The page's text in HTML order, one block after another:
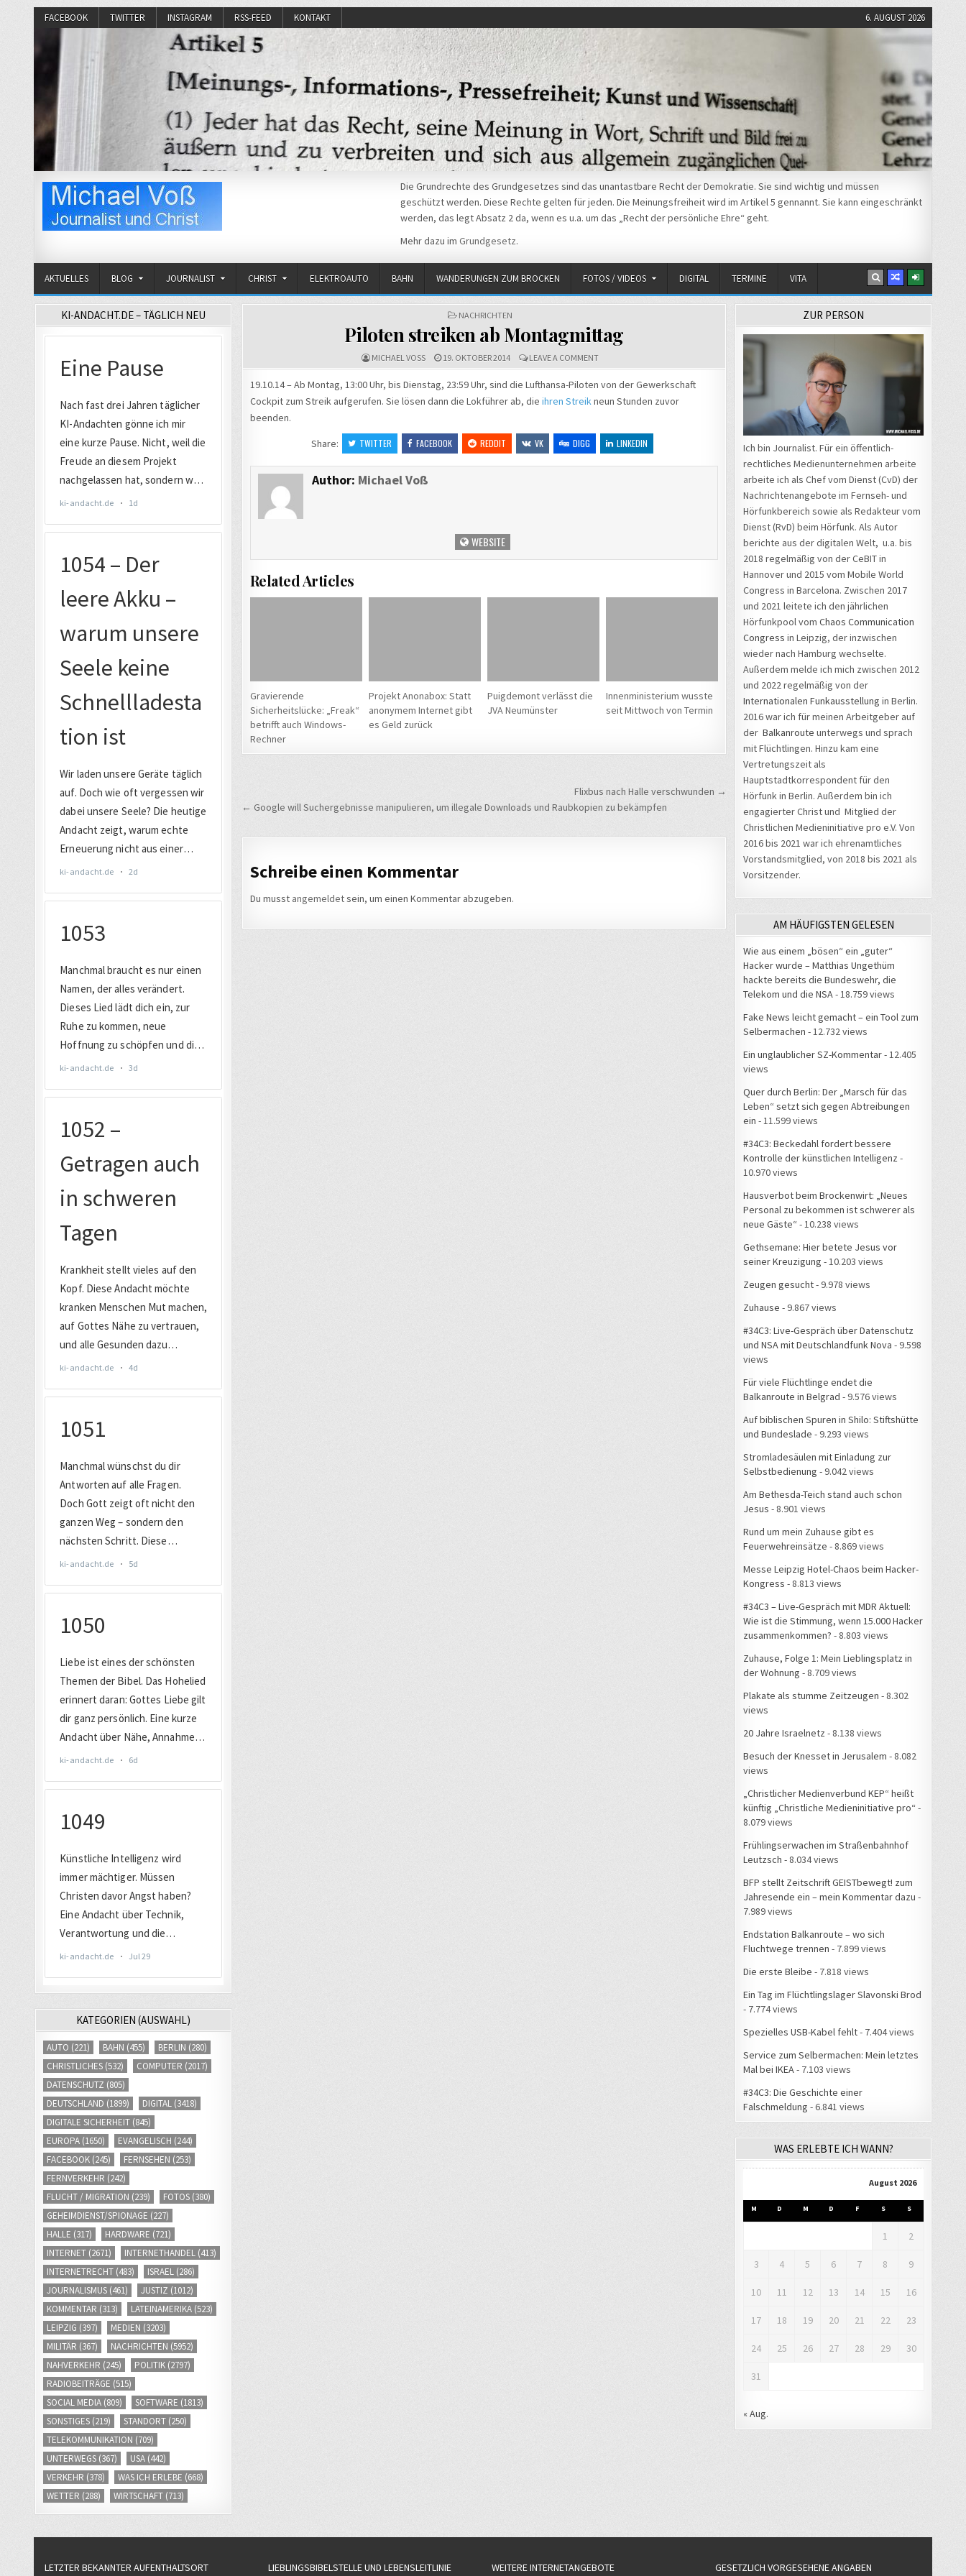
FACEBOOK TWITTER INSTAGRAM RSS-FEED KONTAKT 6. AUGUST 2026
Die Grundrechte des Grundgesetzes sind das unantastbare Recht der Demokratie. Sie sind wichtig und müssen
geschützt werden. Diese Rechte gelten für jeden. Die Meinungsfreiheit wird im Artikel 5 gennannt. Sie kann eingeschränkt
werden, das legt Absatz 2 da, wenn es u.a. um das „Recht der persönliche Ehre“ geht.
Mehr dazu im Grundgesetz.
AKTUELLES BLOG JOURNALIST CHRIST ELEKTROAUTO BAHN WANDERUNGEN ZUM BROCKEN FOTOS / VIDEOS DIGITAL TERMINE VITA
POSTED
NACHRICHTEN
Piloten streiken ab Montagmittag
MICHAEL VOSS 19. OKTOBER 2014 LEAVE A COMMENTON
PILOTEN
AB
MONTAGMITTAG
19.10.14 – Ab Montag, 13:00 Uhr, bis Dienstag, 23:59 Uhr, sind die Lufthansa-Piloten von der Gewerkschaft
Cockpit zum Streik aufgerufen. Sie lösen dann die Lokführer ab, die ihren Streik neun Stunden zuvor
beenden.
Share:
TWITTER FACEBOOK REDDIT VK DIGG LINKEDIN
Author: Michael Voß
WEBSITE
Related Articles
Gravierende
Sicherheitslücke: „Freak“
betrifft auch Windows-
Rechner
Projekt Anonabox: Statt
anonymem Internet gibt
es Geld zurück
Puigdemont verlässt die
JVA Neumünster
Innenministerium wusste
seit Mittwoch von Termin
Flixbus nach Halle verschwunden →
← Google will Suchergebnisse manipulieren, um illegale Downloads und Raubkopien zu bekämpfen
Schreibe einen Kommentar
Du musst angemeldetsein, um einen Kommentar abzugeben.
KI-ANDACHT.DE – TÄGLICH NEU
KATEGORIEN (AUSWAHL)
AUTO (221) BAHN (455) BERLIN (280)
CHRISTLICHES (532) COMPUTER (2017)
DATENSCHUTZ (805)
DEUTSCHLAND (1899) DIGITAL (3418)
DIGITALE SICHERHEIT (845)
EUROPA (1650) EVANGELISCH (244)
FACEBOOK (245) FERNSEHEN (253)
FERNVERKEHR (242)
FLUCHT / MIGRATION (239) FOTOS (380)
GEHEIMDIENST/SPIONAGE (227)
HALLE (317) HARDWARE (721)
INTERNET (2671) INTERNETHANDEL (413)
INTERNETRECHT (483) ISRAEL (286)
JOURNALISMUS (461) JUSTIZ (1012)
KOMMENTAR (313) LATEINAMERIKA (523)
LEIPZIG (397) MEDIEN (3203)
MILITÄR (367) NACHRICHTEN (5952)
NAHVERKEHR (245) POLITIK (2797)
RADIOBEITRÄGE (515)
SOCIAL MEDIA (809) SOFTWARE (1813)
SONSTIGES (219) STANDORT (250)
TELEKOMMUNIKATION (709)
UNTERWEGS (367) USA (442)
VERKEHR (378) WAS ICH ERLEBE (668)
WETTER (288) WIRTSCHAFT (713)
ZUR PERSON
Ich bin Journalist. Für ein öffentlich-
rechtliches Medienunternehmen arbeite
arbeite ich als Chef vom Dienst (CvD) der
Nachrichtenangebote im Fernseh- und
Hörfunkbereich sowie als Redakteur vom
Dienst (RvD) beim Hörfunk. Als Autor
berichte aus der digitalen Welt, u.a. bis
2018 regelmäßig von der CeBIT in
Hannover und 2015 vom Mobile World
Congress in Barcelona. Zwischen 2017
und 2021 leitete ich den jährlichen
Hörfunkpool vom Chaos Communication
Congress in Leipzig, der inzwischen
wieder nach Hamburg wechselte.
Außerdem melde ich mich zwischen 2012
und 2022 regelmäßig von der
Internationalen Funkausstellung in Berlin.
2016 war ich für meinen Arbeitgeber auf
der Balkanroute unterwegs und sprach
mit Flüchtlingen. Hinzu kam eine
Vertretungszeit als
Hauptstadtkorrespondent für den
Hörfunk in Berlin. Außerdem bin ich
engagierter Christ und Mitglied der
Christlichen Medieninitiative pro e.V. Von
2016 bis 2021 war ich ehrenamtliches
Vorstandsmitglied, von 2018 bis 2021 als
Vorsitzender.
AM HÄUFIGSTEN GELESEN
Wie aus einem „bösen“ ein „guter“
Hacker wurde – Matthias Ungethüm
hackte bereits die Bundeswehr, die
Telekom und die NSA - 18.759 views
Fake News leicht gemacht – ein Tool zum
Selbermachen - 12.732 views
Ein unglaublicher SZ-Kommentar- 12.405
views
Quer durch Berlin: Der „Marsch für das
Leben“ setzt sich gegen Abtreibungen
ein - 11.599 views
#34C3: Beckedahl fordert bessere
Kontrolle der künstlichen Intelligenz -
10.970 views
Hausverbot beim Brockenwirt: „Neues
Personal zu bekommen ist schwerer als
neue Gäste“ - 10.238 views
Gethsemane: Hier betete Jesus vor
seiner Kreuzigung - 10.203 views
Zeugen gesucht- 9.978 views
Zuhause - 9.867 views
#34C3: Live-Gespräch über Datenschutz
und NSA mit Deutschlandfunk Nova - 9.598
views
Für viele Flüchtlinge endet die
Balkanroute in Belgrad - 9.576 views
Auf biblischen Spuren in Shilo: Stiftshütte
und Bundeslade - 9.293 views
Stromladesäulen mit Einladung zur
Selbstbedienung - 9.042 views
Am Bethesda-Teich stand auch schon
Jesus - 8.901 views
Rund um mein Zuhause gibt es
Feuerwehreinsätze - 8.869 views
Messe Leipzig Hotel-Chaos beim Hacker-
Kongress - 8.813 views
#34C3 – Live-Gespräch mit MDR Aktuell:
Wie ist die Stimmung, wenn 15.000 Hacker
zusammenkommen? - 8.803 views
Zuhause, Folge 1: Mein Lieblingsplatz in
der Wohnung - 8.709 views
Plakate als stumme Zeitzeugen - 8.302
views
20 Jahre Israelnetz - 8.138 views
Besuch der Knesset in Jerusalem - 8.082
views
„Christlicher Medienverbund KEP“ heißt
künftig „Christliche Medieninitiative pro“ -
8.079 views
Frühlingserwachen im Straßenbahnhof
Leutzsch - 8.034 views
BFP stellt Zeitschrift GEISTbewegt! zum
Jahresende ein – mein Kommentar dazu -
7.989 views
Endstation Balkanroute – wo sich
Fluchtwege trennen - 7.899 views
Die erste Bleibe - 7.818 views
Ein Tag im Flüchtlingslager Slavonski Brod
- 7.774 views
Spezielles USB-Kabel fehlt- 7.404 views
Service zum Selbermachen: Mein letztes
Mal bei IKEA - 7.103 views
#34C3: Die Geschichte einer
Falschmeldung - 6.841 views
WAS ERLEBTE ICH WANN?
August 2026
M D M D F S S
1 2
3 4 5 6 7 8 9
10 11 12 13 14 15 16
17 18 19 20 21 22 23
24 25 26 27 28 29 30
31
« Aug.
LETZTER BEKANNTER AUFENTHALTSORT LIEBLINGSBIBELSTELLE UND LEBENSLEITLINIE WEITERE INTERNETANGEBOTE GESETZLICH VORGESEHENE ANGABEN